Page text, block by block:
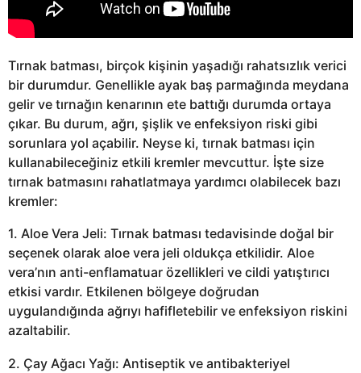
Tırnak batması, birçok kişinin yaşadığı rahatsızlık verici
bir durumdur. Genellikle ayak baş parmağında meydana
gelir ve tırnağın kenarının ete battığı durumda ortaya
çıkar. Bu durum, ağrı, şişlik ve enfeksiyon riski gibi
sorunlara yol açabilir. Neyse ki, tırnak batması için
kullanabileceğiniz etkili kremler mevcuttur. İşte size
tırnak batmasını rahatlatmaya yardımcı olabilecek bazı
kremler:
1. Aloe Vera Jeli: Tırnak batması tedavisinde doğal bir
seçenek olarak aloe vera jeli oldukça etkilidir. Aloe
vera’nın anti-enflamatuar özellikleri ve cildi yatıştırıcı
etkisi vardır. Etkilenen bölgeye doğrudan
uygulandığında ağrıyı hafifletebilir ve enfeksiyon riskini
azaltabilir.
2. Çay Ağacı Yağı: Antiseptik ve antibakteriyel